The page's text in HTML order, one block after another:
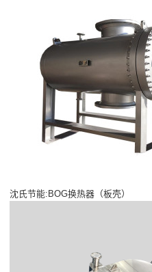
沈氏节能:BOG换热器（板壳）